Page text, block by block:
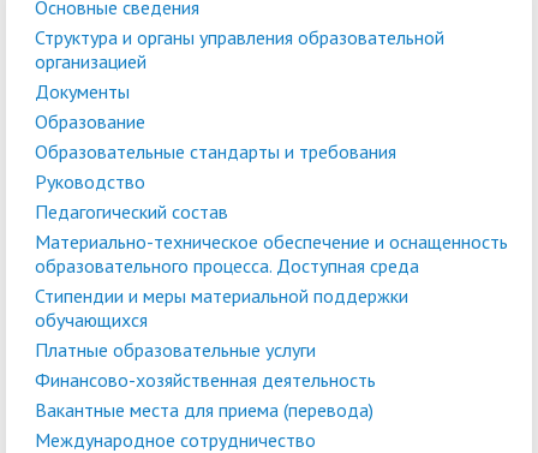
Основные сведения
Структура и органы управления образовательной
организацией
Документы
Образование
Образовательные стандарты и требования
Руководство
Педагогический состав
Материально-техническое обеспечение и оснащенность
образовательного процесса. Доступная среда
Стипендии и меры материальной поддержки
обучающихся
Платные образовательные услуги
Финансово-хозяйственная деятельность
Вакантные места для приема (перевода)
Международное сотрудничество